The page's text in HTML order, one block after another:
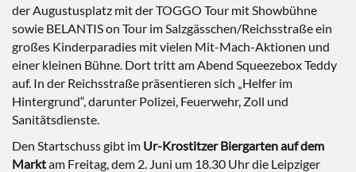
der Augustusplatz mit der TOGGO Tour mit Showbühne
sowie BELANTIS on Tour im Salzgässchen/Reichsstraße ein
großes Kinderparadies mit vielen Mit-Mach-Aktionen und
einer kleinen Bühne. Dort tritt am Abend Squeezebox Teddy
auf. In der Reichsstraße präsentieren sich „Helfer im
Hintergrund“, darunter Polizei, Feuerwehr, Zoll und
Sanitätsdienste.
Den Startschuss gibt im Ur-Krostitzer Biergarten auf dem
Marktam Freitag, dem 2. Juni um 18.30 Uhr die Leipziger